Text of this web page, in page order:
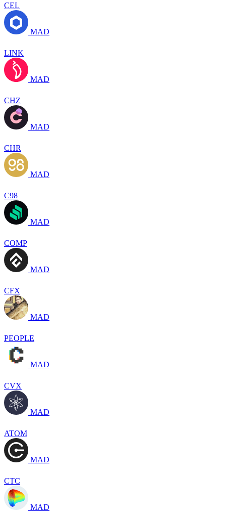
CEL
MAD
LINK
MAD
CHZ
MAD
CHR
MAD
C98
MAD
COMP
MAD
CFX
MAD
PEOPLE
MAD
CVX
MAD
ATOM
MAD
CTC
MAD